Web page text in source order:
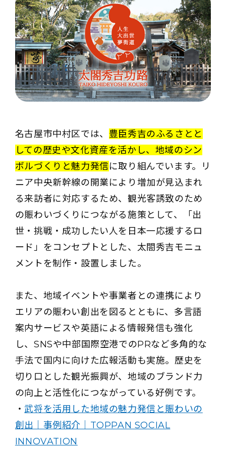
名古屋市中村区では、 豊臣秀吉のふるさとと
しての歴史や文化資産を活かし、地域のシン
ボルづくりと魅力発信に取り組んでいます。リ
ニア中央新幹線の開業により増加が見込まれ
る来訪者に対応するため、観光客誘致のため
の賑わいづくりにつながる施策として、「出
世・挑戦・成功したい人を日本一応援するロ
ード」をコンセプトとした、太閤秀吉モニュ
メントを制作・設置しました。
また、地域イベントや事業者との連携により
エリアの賑わい創出を図るとともに、多言語
案内サービスや英語による情報発信も強化
し、SNSや中部国際空港でのPRなど多角的な
手法で国内に向けた広報活動も実施。歴史を
切り口とした観光振興が、地域のブランド力
の向上と活性化につながっている好例です。
・武将を活用した地域の魅力発信と賑わいの
創出｜事例紹介｜TOPPAN SOCIAL
INNOVATION